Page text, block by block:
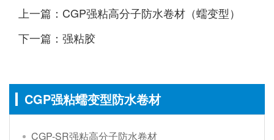
上一篇：CGP强粘高分子防水卷材（蠕变型）
下一篇：强粘胶
CGP强粘蠕变型防水卷材
CGP-SR强粘高分子防水卷材